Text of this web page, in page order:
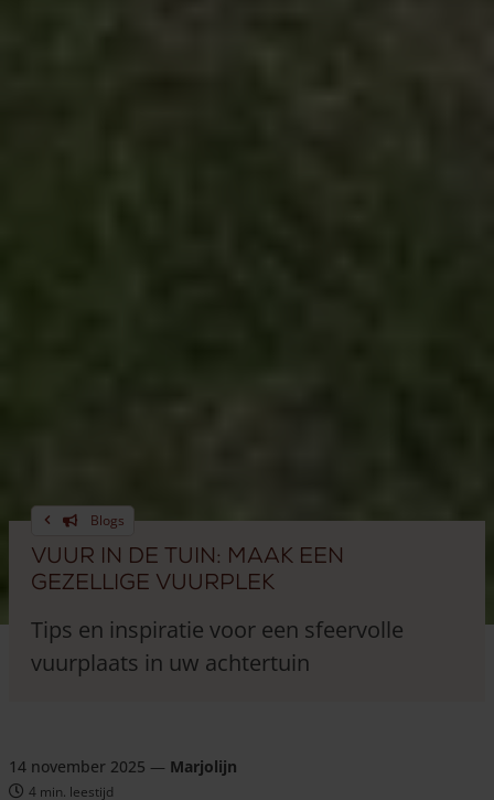
Blogs
Vuur in de tuin: maak een
gezellige vuurplek
Tips en inspiratie voor een sfeervolle
vuurplaats in uw achtertuin
14 november 2025 — Marjolijn
4 min. leestijd